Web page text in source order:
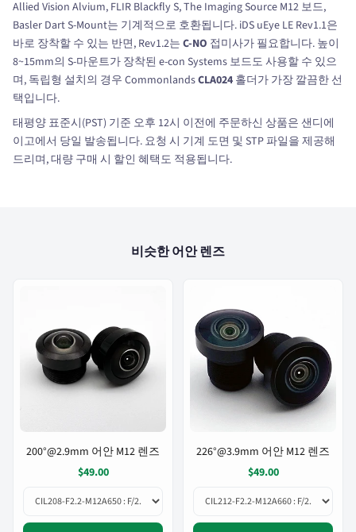
Allied Vision Alvium, FLIR Blackfly S, The Imaging Source M12 보드,
Basler Dart S-Mount는 기계적으로 호환됩니다. iDS uEye LE Rev1.1은
바로 장착할 수 있는 반면, Rev1.2는 C-NO 접미사가 필요합니다. 높이
8~15mm의 S-마운트가 장착된 e-con Systems 보드도 사용할 수 있으
며, 독립형 설치의 경우 CommonlandsCLA024 홀더가 가장 깔끔한 선
택입니다.
태평양 표준시(PST) 기준 오후 12시 이전에 주문하신 상품은 샌디에
이고에서 당일 발송됩니다. 요청 시 기계 도면 및 STP 파일을 제공해
드리며, 대량 구매 시 할인 혜택도 적용됩니다.
비슷한 어안 렌즈
200°@2.9mm 어안 M12 렌즈
$49.00
226°@3.9mm 어안 M12 렌즈
$49.00